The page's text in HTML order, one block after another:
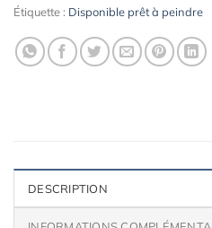
Étiquette : Disponible prêt à peindre
DESCRIPTION